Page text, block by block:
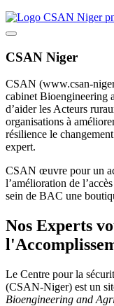
CSAN Niger
CSAN (www.csan-
cabinet Bioengineering
d’aider les Acteurs
organisations à
résilience le
expert.
CSAN œuvre pour un
l’amélioration de
sein de BAC une
Nos Experts
Le Centre pour la
(CSAN-Niger) est un
Bioengineering and